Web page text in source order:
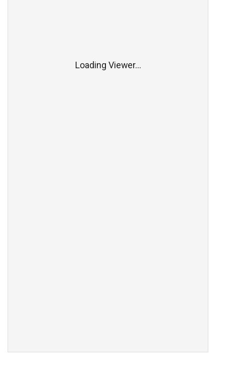
Loading Viewer...